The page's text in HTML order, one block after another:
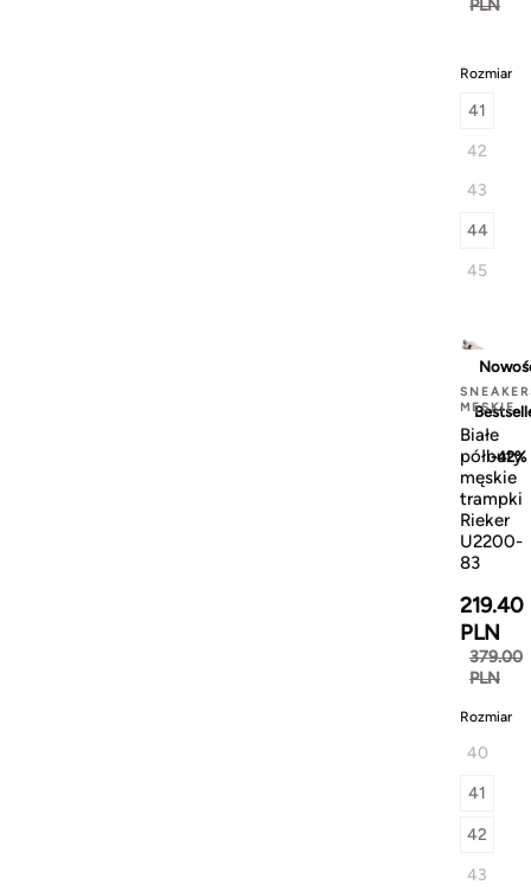
PLN
Rozmiar
41
42
43
44
45
-42%
MĘSKIE
Białe
półbuty
męskie
trampki
Rieker
U2200-
83
219.40
PLN
379.00
PLN
Rozmiar
40
41
42
43